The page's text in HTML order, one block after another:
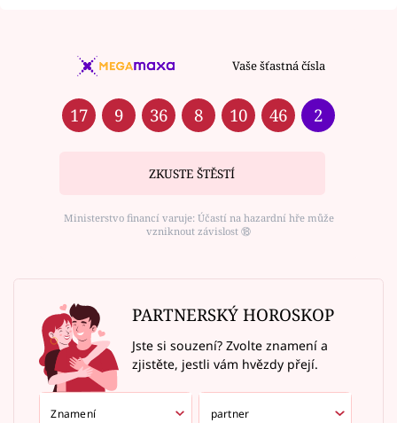
Vaše šťastná čísla
17 9 36 8 10 46 2
ZKUSTE ŠTĚSTÍ
Ministerstvo financí varuje: Účastí na hazardní hře může
vzniknout závislost ⑱
PARTNERSKÝ HOROSKOP
Jste si souzení? Zvolte znamení a
zjistěte, jestli vám hvězdy přejí.